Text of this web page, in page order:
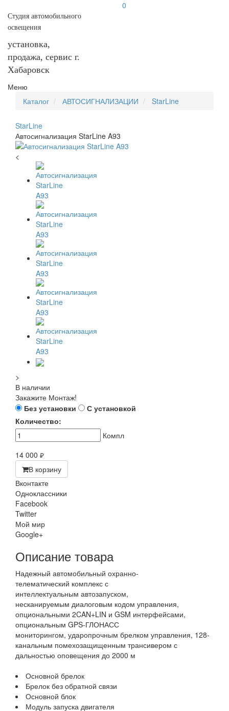
Студия автомобильного
освещения
установка,
продажа, сервис г.
Хабаровск
0
Меню
Каталог
АВТОСИГНАЛИЗАЦИИ StarLine
StarLine
Автосигнализация StarLine A93
<
>
В наличии
Закажите Монтаж!
Без установки
С установкой
Количество:
Компл
14 000 руб.
В корзину
Вконтакте
Одноклассники
Facebook
Twitter
Мой мир
Google+
Описание товара
Надежный автомобильный охранно-
телематический комплекс с
интеллектуальным автозапуском,
несканируемым диалоговым кодом управления,
опциональными 2CAN+LIN и GSM интерфейсами,
опциональным GPS-ГЛОНАСС
мониторингом, ударопрочным брелком управления, 128-
канальным помехозащищенным трансивером с
дальностью оповещения до 2000 м
Основной брелок
Брелок без обратной связи
Основной блок
Модуль запуска двигателя